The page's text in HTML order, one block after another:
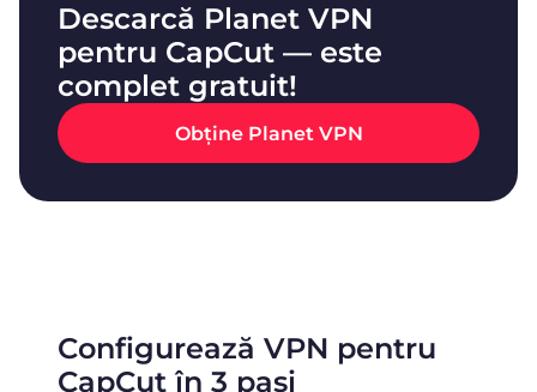
Descarcă Planet VPN
pentru CapCut — este
complet gratuit!
Obține Planet VPN
Configurează VPN pentru
CapCut în 3 pași